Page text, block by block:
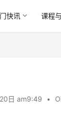
快讯 课程
日 am9:49 •